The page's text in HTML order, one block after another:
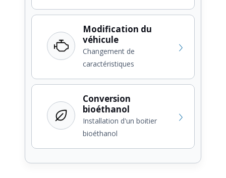
Modification du
véhicule
Changement de
caractéristiques
Conversion
bioéthanol
Installation d'un boitier
bioéthanol